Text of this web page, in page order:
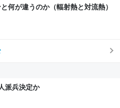
何が違うのか（輻射熱と対流熱）
派兵決定か